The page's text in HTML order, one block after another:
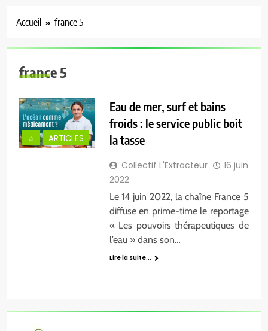
Accueil france 5
france 5
☆ ARTICLES
Eau de mer, surf et bains
froids : le service public boit
la tasse
Collectif L'Extracteur
16 juin
2022
Le 14 juin 2022, la chaîne France 5
diffuse en prime-time le reportage
« Les pouvoirs thérapeutiques de
l’eau » dans son…
Lire la suite...